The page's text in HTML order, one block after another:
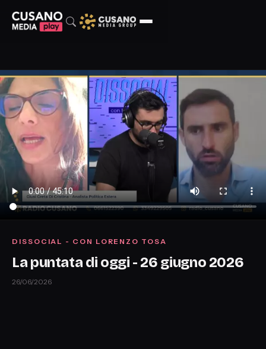
DISSOCIAL - CON LORENZO TOSA
La puntata di oggi - 26 giugno 2026
26/06/2026